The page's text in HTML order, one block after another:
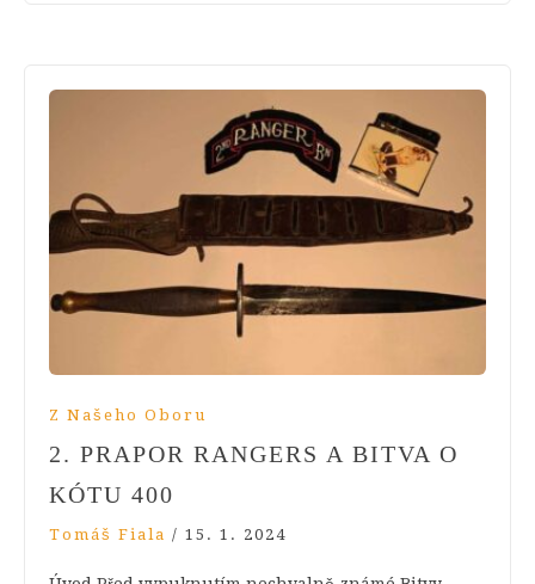
Z Našeho Oboru
2. PRAPOR RANGERS A BITVA O
KÓTU 400
Tomáš Fiala / 15. 1. 2024